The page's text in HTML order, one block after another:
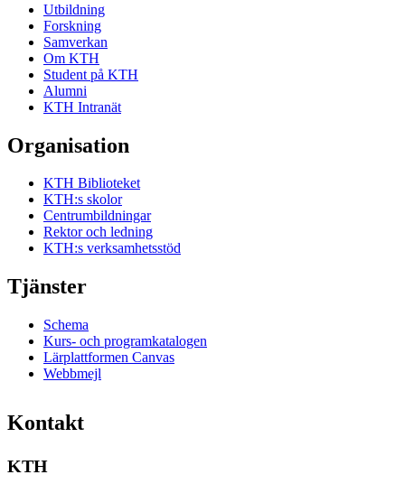
Utbildning
Forskning
Samverkan
Om KTH
Student på KTH
Alumni
KTH Intranät
Organisation
KTH Biblioteket
KTH:s skolor
Centrumbildningar
Rektor och ledning
KTH:s verksamhetsstöd
Tjänster
Schema
Kurs- och programkatalogen
Lärplattformen Canvas
Webbmejl
Kontakt
KTH